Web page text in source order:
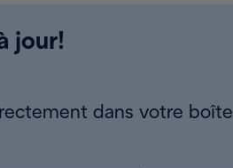
jour!
dans votre boîte